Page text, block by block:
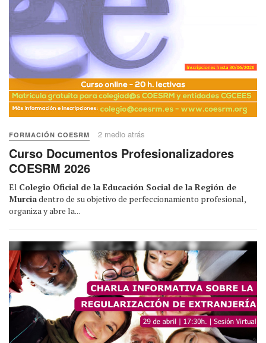
FORMACIÓN COESRM 2 medio atrás
Curso Documentos Profesionalizadores
COESRM 2026
El Colegio Oficial de la Educación Social de la Región de
Murciadentro de su objetivo de perfeccionamiento profesional,
organiza y abre la...